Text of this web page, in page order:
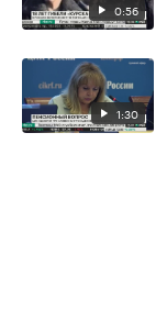
0:56
1:30